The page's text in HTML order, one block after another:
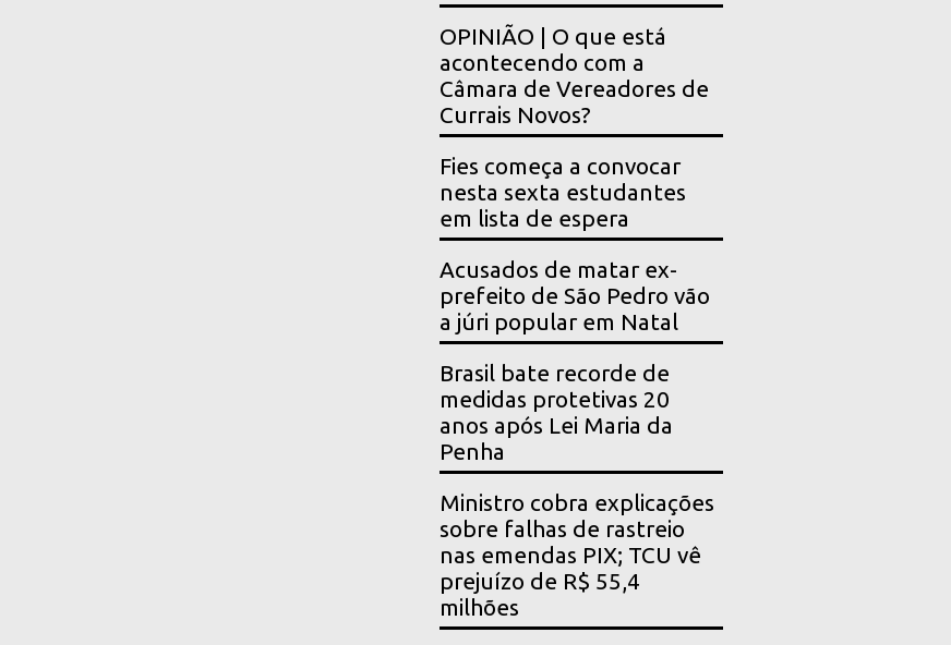
OPINIÃO | O que está
acontecendo com a
Câmara de Vereadores de
Currais Novos?
Fies começa a convocar
nesta sexta estudantes
em lista de espera
Acusados de matar ex-
prefeito de São Pedro vão
a júri popular em Natal
Brasil bate recorde de
medidas protetivas 20
anos após Lei Maria da
Penha
Ministro cobra explicações
sobre falhas de rastreio
nas emendas PIX; TCU vê
prejuízo de R$ 55,4
milhões